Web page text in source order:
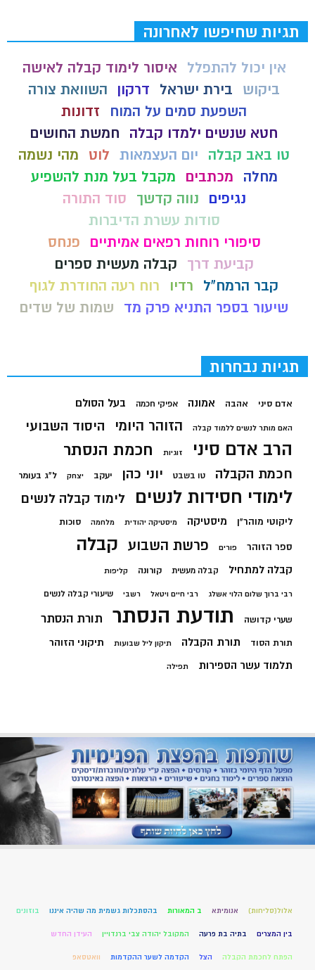
תגיות שחיפשו לאחרונה
אין יכול להתפלל
איסור לימוד קבלה לאישה
ביקוש
בירת ישראל דרקון
השוואת צורה
השפעת סמים על המוח
זדונות
חטא שנשים ילמדו קבלה
חמשת החושים
טו באב קבלה
יום העצמאות לוט
מהי נשמה
מחלה
מכתבים
מקבל בעל מנת להשפיע
נגיפים
נווה קדשך
סוד התורה
סודות עשרת הדיברות
סיפורי רוחות רפאים אמיתיים
פנחס
קביעת דרך
קבלה מעשית ספרים
קבר הרמח"ל
רדיו
רוח רעה החודרת לגוף
שיעור בספר התניא פרק מד
שמות של שדים
תגיות נבחרות
אדם סיני אהבה אמונה אפיקי חכמה בעל הסולם
האם מותר לנשים ללמוד קבלה הזוהר היומי היסוד השבועי
הרב אדם סיני זוגיות חכמת הנסתר
חכמת הקבלה טו בשבט יוני כהן יעקב יצחק ל"ג בעומר
לימודי חסידות לנשים לימוד קבלה לנשים
ליקוטי מוהר"ן מיסטיקה מיסטיקה יהודית מלחמה סוכות
ספר הזוהר פורים פרשת השבוע קבלה
קבלה למתחיל קבלה מעשית קורונה קליפות
רבי ברוך שלום הלוי אשלג רבי חיים ויטאל רשבי שיעורי קבלה לנשים
שערי קדושה תודעת הנסתר תורת הנסתר
תורת הסוד תורת הקבלה תיקון ליל שבועות תיקוני הזוהר
תלמוד עשר הספירות תפילה
אלול(סליחות) אנומיתא ב המאורות בהסתכלות גשמית מה שהיה איננו בוזונים
בין המצרים בתיה בת פרעה המקובל יהודה צבי ברנדויין העידן החדש
הפתח לחכמת הקבלה הצל הקדמה לשער ההקדמות וואטסאפ